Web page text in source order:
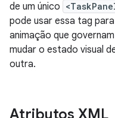
de um único
pode usar essa tag
animação que
mudar o estado visual
outra.
Atributos XML